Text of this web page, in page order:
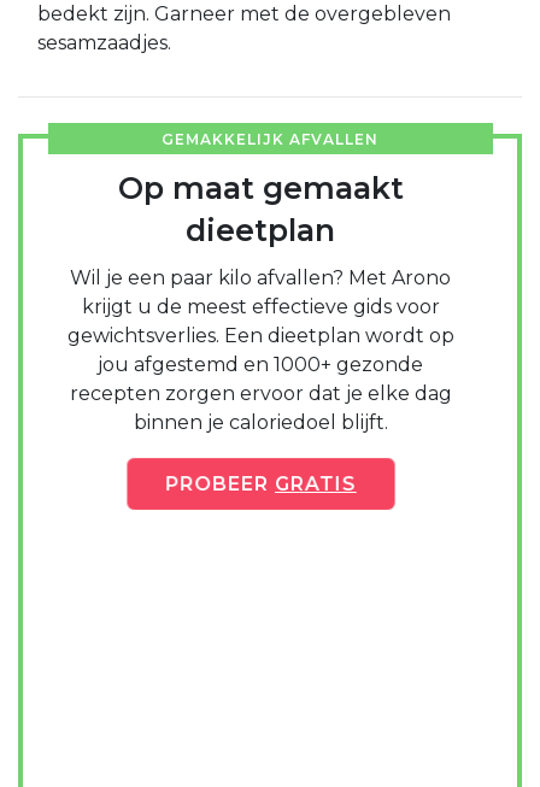
bedekt zijn. Garneer met de overgebleven
sesamzaadjes.
GEMAKKELIJK AFVALLEN
Op maat gemaakt
dieetplan
Wil je een paar kilo afvallen? Met Arono
krijgt u de meest effectieve gids voor
gewichtsverlies. Een dieetplan wordt op
jou afgestemd en 1000+ gezonde
recepten zorgen ervoor dat je elke dag
binnen je caloriedoel blijft.
PROBEER GRATIS